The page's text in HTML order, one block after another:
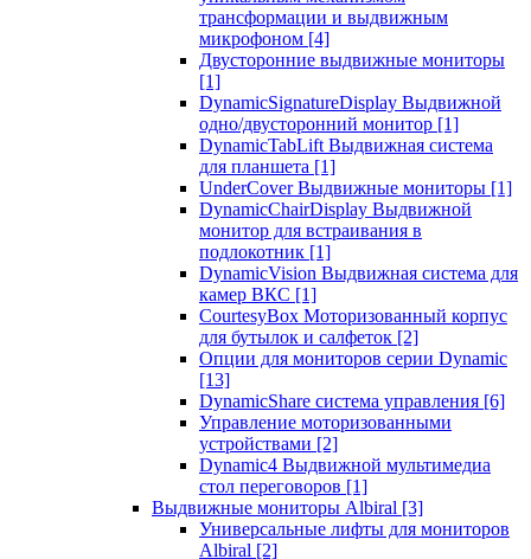
трансформации и выдвижным
микрофоном [4]
Двусторонние выдвижные мониторы
[1]
DynamicSignatureDisplay Выдвижной
одно/двусторонний монитор [1]
DynamicTabLift Выдвижная система
для планшета [1]
UnderCover Выдвижные мониторы [1]
DynamicChairDisplay Выдвижной
монитор для встраивания в
подлокотник [1]
DynamicVision Выдвижная система для
камер ВКС [1]
CourtesyBox Моторизованный корпус
для бутылок и салфеток [2]
Опции для мониторов серии Dynamic
[13]
DynamicShare система управления [6]
Управление моторизованными
устройствами [2]
Dynamic4 Выдвижной мультимедиа
стол переговоров [1]
Выдвижные мониторы Albiral [3]
Универсальные лифты для мониторов
Albiral [2]